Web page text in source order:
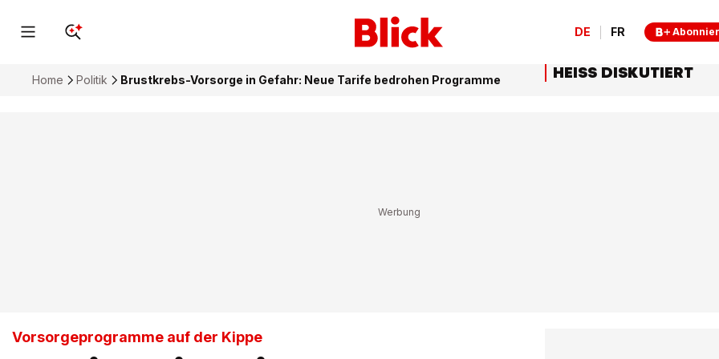
DE FR
Home Politik Brustkrebs-Vorsorge in Gefahr: Neue Tarife bedrohen Programme
Vorsorgeprogramme auf der Kippe
HEISS DISKUTIERT